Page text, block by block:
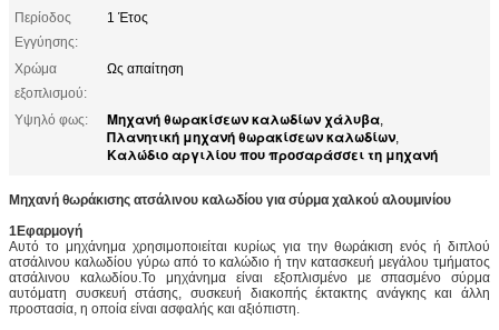
Περίοδος
Εγγύησης:
1 Έτος
Χρώμα
εξοπλισμού:
Ως απαίτηση
Υψηλό φως: Μηχανή θωρακίσεων καλωδίων χάλυβα,
Πλανητική μηχανή θωρακίσεων καλωδίων,
Καλώδιο αργιλίου που προσαράσσει τη μηχανή
Μηχανή θωράκισης ατσάλινου καλωδίου για σύρμα χαλκού αλουμινίου
1Εφαρμογή
Αυτό το μηχάνημα χρησιμοποιείται κυρίως για την θωράκιση ενός ή διπλού
ατσάλινου καλωδίου γύρω από το καλώδιο ή την κατασκευή μεγάλου τμήματος
ατσάλινου καλωδίου.Το μηχάνημα είναι εξοπλισμένο με σπασμένο σύρμα
αυτόματη συσκευή στάσης, συσκευή διακοπής έκτακτης ανάγκης και άλλη
προστασία, η οποία είναι ασφαλής και αξιόπιστη.